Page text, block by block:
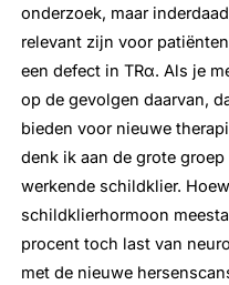
onderzoek, maar
relevant zijn voor
een defect in TRα. Als je
op de gevolgen daarvan,
bieden voor nieuwe
denk ik aan de grote
werkende schildklier.
schildklierhormoon
procent toch last van
met de nieuwe